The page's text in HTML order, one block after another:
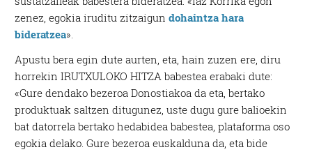
zenez, egokia iruditu zitzaigundohaintza hara
bideratzea».
Apustu bera egin dute aurten, eta, hain zuzen ere, diru
horrekin IRUTXULOKO HITZA babestea erabaki dute:
«Gure dendako bezeroa Donostiakoa da eta, bertako
produktuak saltzen ditugunez, uste dugu gure balioekin
bat datorrela bertako hedabidea babestea, plataforma oso
egokia delako. Gure bezeroa euskalduna da, eta bide